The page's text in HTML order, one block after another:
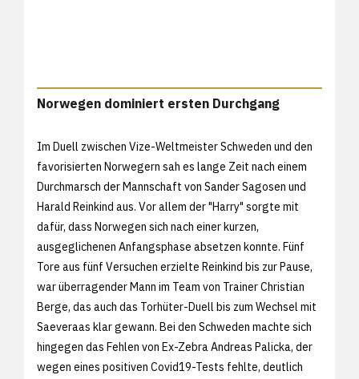
Norwegen dominiert ersten Durchgang
Im Duell zwischen Vize-Weltmeister Schweden und den
favorisierten Norwegern sah es lange Zeit nach einem
Durchmarsch der Mannschaft von Sander Sagosen und
Harald Reinkind aus. Vor allem der "Harry" sorgte mit
dafür, dass Norwegen sich nach einer kurzen,
ausgeglichenen Anfangsphase absetzen konnte. Fünf
Tore aus fünf Versuchen erzielte Reinkind bis zur Pause,
war überragender Mann im Team von Trainer Christian
Berge, das auch das Torhüter-Duell bis zum Wechsel mit
Saeveraas klar gewann. Bei den Schweden machte sich
hingegen das Fehlen von Ex-Zebra Andreas Palicka, der
wegen eines positiven Covid19-Tests fehlte, deutlich